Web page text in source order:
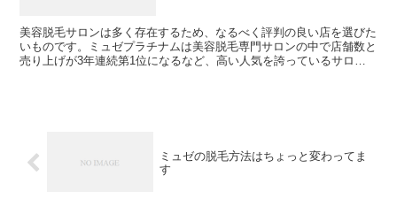
美容脱毛サロンは多く存在するため、なるべく評判の良い店を選びた
いものです。ミュゼプラチナムは美容脱毛専門サロンの中で店舗数と
売り上げが3年連続第1位になるなど、高い人気を誇っているサロン
ミュゼの脱毛方法はちょっと変わってま
す